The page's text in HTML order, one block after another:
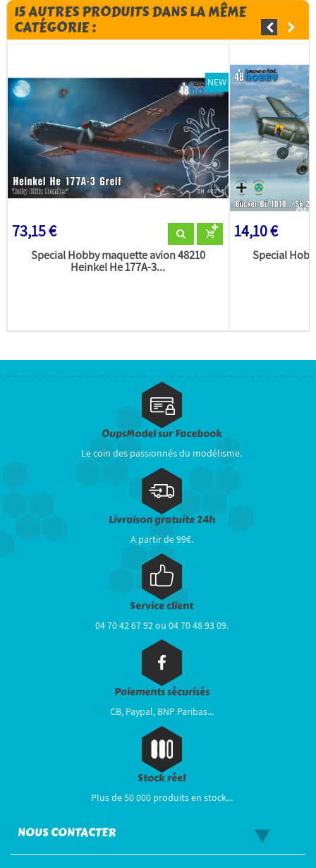
15 AUTRES PRODUITS DANS LA MÊME
CATÉGORIE :
NEW
73,15 €
Special Hobby maquette avion 48210
Heinkel He 177A-3...
14,10 €
Special
OupsModel sur Facebook
Le coin des passionnés du modélisme.
Livraison gratuite 24h
A partir de 99€.
Service client
04 70 42 67 92 ou 04 70 48 93 09.
Paiements sécurisés
CB, Paypal, BNP Paribas...
Stock réel
Plus de 50 000 produits en stock...
NOUS CONTACTER